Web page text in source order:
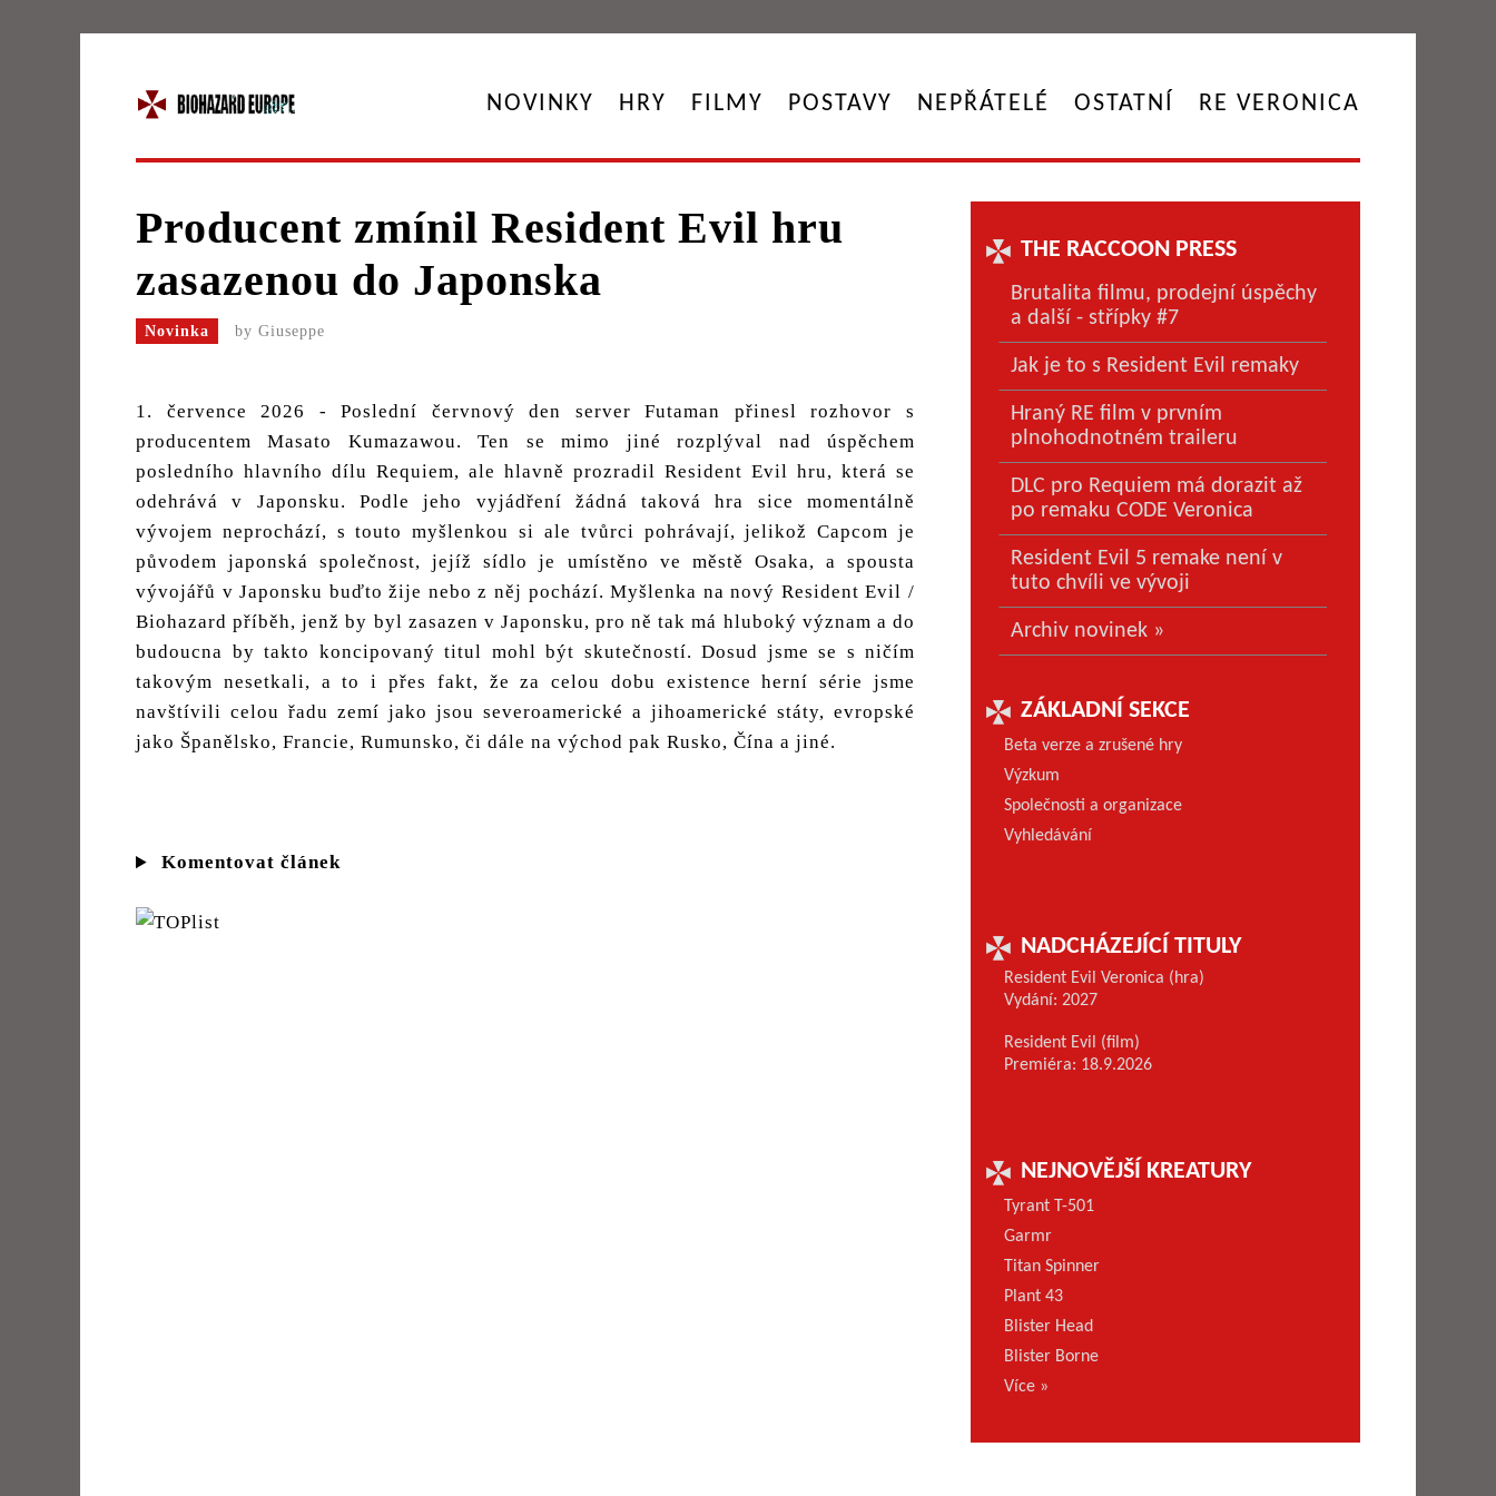
NOVINKY HRY FILMY POSTAVY NEPŘÁTELÉ OSTATNÍ RE VERONICA
Producent zmínil Resident Evil hru
zasazenou do Japonska
Novinka by Giuseppe
1. července 2026 - Poslední červnový den server Futaman přinesl rozhovor s
producentem Masato Kumazawou. Ten se mimo jiné rozplýval nad úspěchem
posledního hlavního dílu Requiem, ale hlavně prozradil Resident Evil hru, která se
odehrává v Japonsku. Podle jeho vyjádření žádná taková hra sice momentálně
vývojem neprochází, s touto myšlenkou si ale tvůrci pohrávají, jelikož Capcom je
původem japonská společnost, jejíž sídlo je umístěno ve městě Osaka, a spousta
vývojářů v Japonsku buďto žije nebo z něj pochází. Myšlenka na nový Resident Evil /
Biohazard příběh, jenž by byl zasazen v Japonsku, pro ně tak má hluboký význam a do
budoucna by takto koncipovaný titul mohl být skutečností. Dosud jsme se s ničím
takovým nesetkali, a to i přes fakt, že za celou dobu existence herní série jsme
navštívili celou řadu zemí jako jsou severoamerické a jihoamerické státy, evropské
jako Španělsko, Francie, Rumunsko, či dále na východ pak Rusko, Čína a jiné.
Komentovat článek
THE RACCOON PRESS
Brutalita filmu, prodejní úspěchy
a další - střípky #7
Jak je to s Resident Evil remaky
Hraný RE film v prvním
plnohodnotném traileru
DLC pro Requiem má dorazit až
po remaku CODE Veronica
Resident Evil 5 remake není v
tuto chvíli ve vývoji
Archiv novinek »
ZÁKLADNÍ SEKCE
Beta verze a zrušené hry
Výzkum
Společnosti a organizace
Vyhledávání
NADCHÁZEJÍCÍ TITULY
Resident Evil Veronica (hra)
Vydání: 2027
Resident Evil (film)
Premiéra: 18.9.2026
NEJNOVĚJŠÍ KREATURY
Tyrant T-501
Garmr
Titan Spinner
Plant 43
Blister Head
Blister Borne
Více »